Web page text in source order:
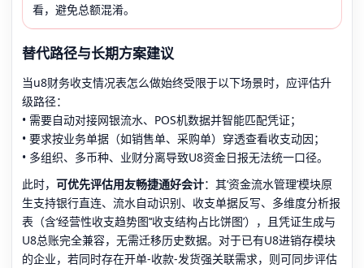
看，避免总额混淆。
替代路径与长期方案建议
当u8财务收支情况表怎么做始终受限于以下场景时，应评估升
级路径：
• 需要自动对接网银流水、POS机数据并智能匹配凭证；
• 要求按业务单据（如销售单、采购单）穿透查看收支动因；
• 多组织、多币种、业财分离导致U8资金日报无法统一口径。
此时， 可优先评估用友畅捷通好会计：其‘资金流水管理’模块原
生支持银行直连、流水自动识别、收支单据反写、多维度分析报
表（含‘经营性收支趋势图’‘收支结构占比饼图’），且凭证生成与
U8总账完全兼容，无需迁移历史数据。对于已有U8进销存模块
的企业，若同时存在开单-收款-发货强关联需求，则可同步评估